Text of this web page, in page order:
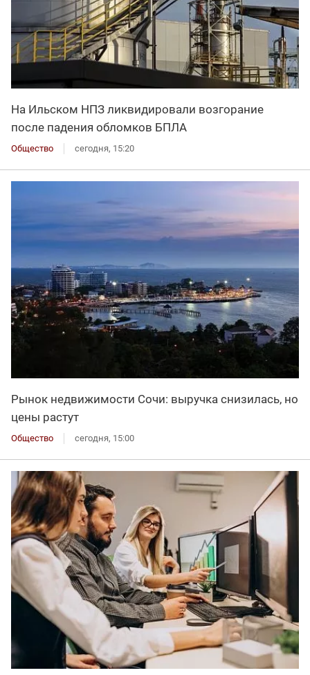
На Ильском НПЗ ликвидировали возгорание
после падения обломков БПЛА
Общество сегодня, 15:20
Рынок недвижимости Сочи: выручка снизилась, но
цены растут
Общество сегодня, 15:00